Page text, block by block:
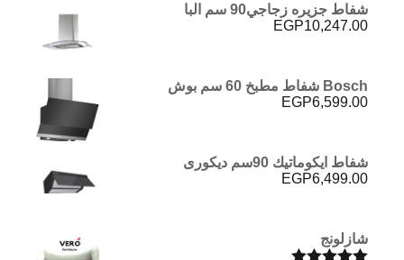
شفاط جزيره زجاجي90 سم البا
EGP10,247.00
Bosch شفاط مطبخ 60 سم بوش
EGP6,599.00
شفاط ايكوماتيك 90سم ديكورى
EGP6,499.00
شازلونج